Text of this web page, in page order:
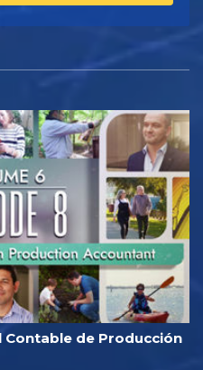
Contable de Producción